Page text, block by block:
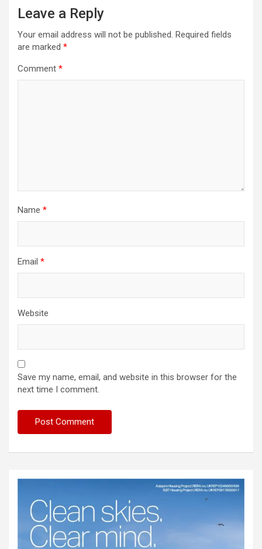
Leave a Reply
Your email address will not be published. Required fields
are marked *
Comment *
Name *
Email *
Website
Save my name, email, and website in this browser for the
next time I comment.